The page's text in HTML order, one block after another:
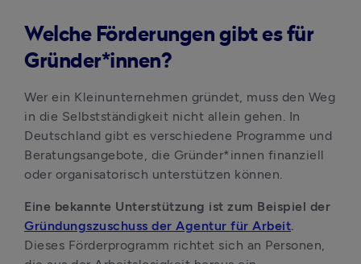
Welche Förderungen gibt es für
Gründer*innen?
Wer ein Kleinunternehmen gründet, muss den Weg
in die Selbstständigkeit nicht allein gehen. In
Deutschland gibt es verschiedene Programme und
Beratungsangebote, die Gründer*innen finanziell
oder organisatorisch unterstützen können.
Gründungszuschuss der Agentur für Arbeit
Dieses Förderprogramm richtet sich an Personen,